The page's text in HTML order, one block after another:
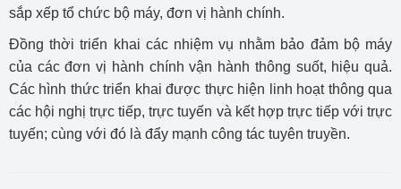
sắp xếp tổ chức bộ máy, đơn vị hành chính.
Đồng thời triển khai các nhiệm vụ nhằm bảo đảm bộ máy
của các đơn vị hành chính vận hành thông suốt, hiệu quả.
Các hình thức triển khai được thực hiện linh hoạt thông qua
các hội nghị trực tiếp, trực tuyến và kết hợp trực tiếp với trực
tuyến; cùng với đó là đẩy mạnh công tác tuyên truyền.